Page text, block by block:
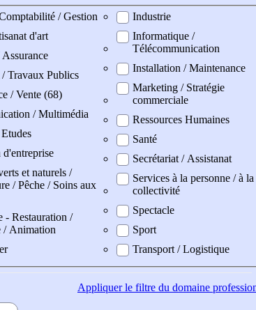
/ Gestion
d'art
Travaux Publics
/ Vente (68)
/ Multimédia
et naturels /
/ Pêche / Soins aux
- Restauration /
/ Animation
Industrie
Informatique /
Télécommunication
Installation / Maintenance
Marketing / Stratégie
commerciale
Ressources Humaines
Santé
Secrétariat / Assistanat
Services à la personne / à la
collectivité
Spectacle
Sport
Transport / Logistique
Appliquerle filtre du domaine